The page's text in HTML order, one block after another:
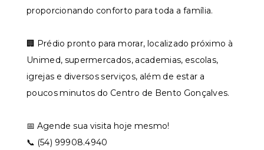
proporcionando conforto para toda a família.
🏢 Prédio pronto para morar, localizado próximo à
Unimed, supermercados, academias, escolas,
igrejas e diversos serviços, além de estar a
poucos minutos do Centro de Bento Gonçalves.
📅 Agende sua visita hoje mesmo!
📞 (54) 99908.4940